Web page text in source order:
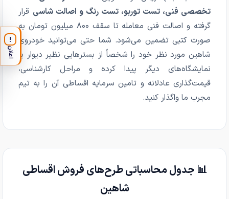
تخصصی فنی، تست توربو، تست رنگ و اصالت شاسی قرار
گرفته و اصالت فنی معامله تا سقف ۸۰۰ میلیون تومان به
صورت کتبی تضمین می‌شود. شما حتی می‌توانید خودروی
شاهین مورد نظر خود را شخصاً از بسترهایی نظیر دیوار یا
نمایشگاه‌های دیگر پیدا کرده و مراحل کارشناسی،
قیمت‌گذاری عادلانه و تامین سرمایه اقساطی آن را به تیم
مجرب ما واگذار کنید.
📊 جدول محاسباتی طرح‌های فروش اقساطی
شاهین
!
اعلان